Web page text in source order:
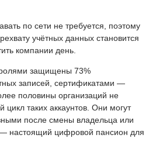
по сети не требуется, поэтому
учётных данных становится
компании день.
защищены 73%
записей, сертификатами —
половины организаций не
цикл таких аккаунтов. Они могут
после смены владельца или
— настоящий цифровой пансион для